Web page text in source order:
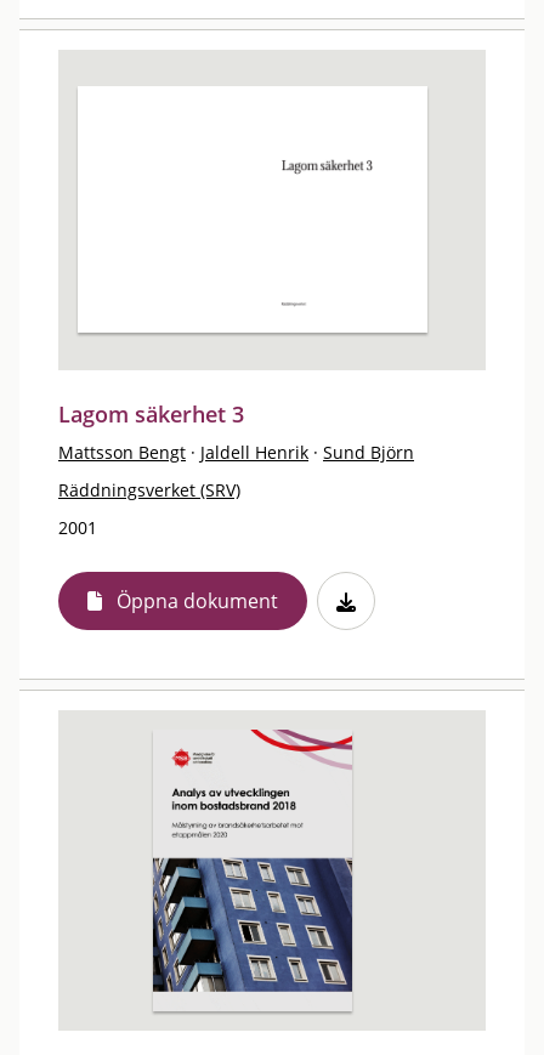
Lagom säkerhet 3
Mattsson Bengt · Jaldell Henrik · Sund Björn
Räddningsverket (SRV)
2001
Öppna dokument